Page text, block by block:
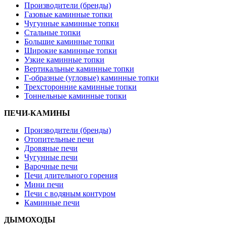
Производители (бренды)
Газовые каминные топки
Чугунные каминные топки
Стальные топки
Большие каминные топки
Широкие каминные топки
Узкие каминные топки
Вертикальные каминные топки
Г-образные (угловые) каминные топки
Трехсторонние каминные топки
Тоннельные каминные топки
ПЕЧИ-КАМИНЫ
Производители (бренды)
Отопительные печи
Дровяные печи
Чугунные печи
Варочные печи
Печи длительного горения
Мини печи
Печи с водяным контуром
Каминные печи
ДЫМОХОДЫ